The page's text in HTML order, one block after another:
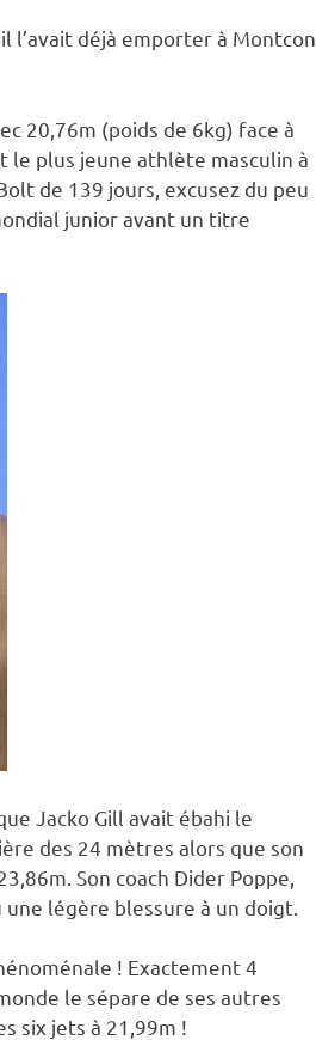
l’avait déjà emporter à Montcon
20,76m (poids de 6kg) face à
le plus jeune athlète masculin à
de 139 jours, excusez du peu
junior avant un titre
Jacko Gill avait ébahi le
des 24 mètres alors que son
Son coach Dider Poppe,
une légère blessure à un doigt.
! Exactement 4
le sépare de ses autres
six jets à 21,99m !